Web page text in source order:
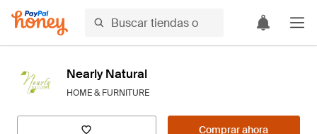
Nearly Natural
HOME & FURNITURE
Comprar ahora